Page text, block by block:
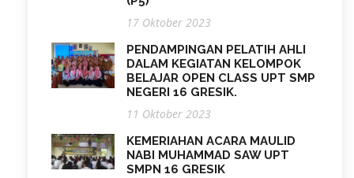
17 Oktober 2023
PENDAMPINGAN PELATIH AHLI
DALAM KEGIATAN KELOMPOK
BELAJAR OPEN CLASS UPT SMP
NEGERI 16 GRESIK.
11 Oktober 2023
KEMERIAHAN ACARA MAULID
NABI MUHAMMAD SAW UPT
SMPN 16 GRESIK